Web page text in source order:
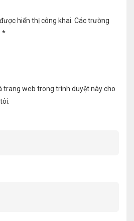
hiển thị công khai. Các trường
*
trang web trong trình duyệt này cho